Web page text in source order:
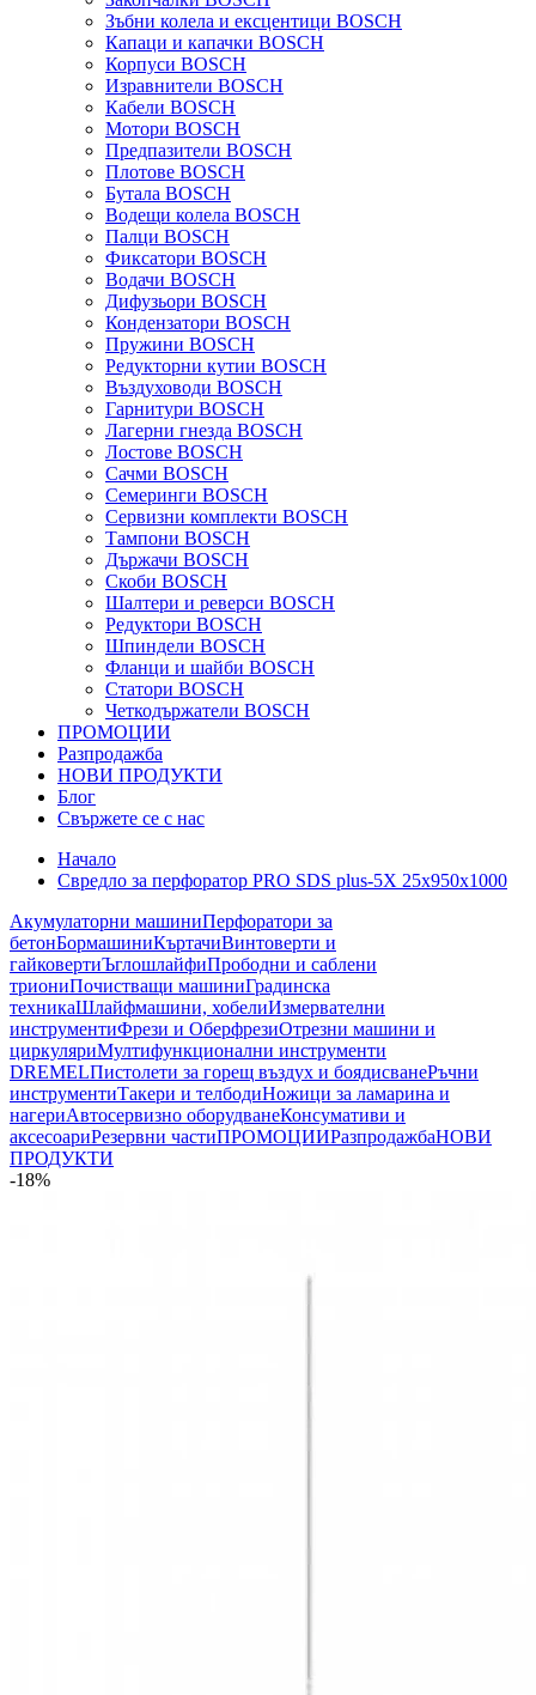
Зъбни колела и ексцентици BOSCH
Капаци и капачки BOSCH
Корпуси BOSCH
Изравнители BOSCH
Кабели BOSCH
Мотори BOSCH
Предпазители BOSCH
Плотове BOSCH
Бутала BOSCH
Водещи колела BOSCH
Палци BOSCH
Фиксатори BOSCH
Водачи BOSCH
Дифузьори BOSCH
Кондензатори BOSCH
Пружини BOSCH
Редукторни кутии BOSCH
Въздуховоди BOSCH
Гарнитури BOSCH
Лагерни гнезда BOSCH
Лостове BOSCH
Сачми BOSCH
Семеринги BOSCH
Сервизни комплекти BOSCH
Тампони BOSCH
Държачи BOSCH
Скоби BOSCH
Шалтери и реверси BOSCH
Редуктори BOSCH
Шпиндели BOSCH
Фланци и шайби BOSCH
Статори BOSCH
Четкодържатели BOSCH
ПРОМОЦИИ
Разпродажба
НОВИ ПРОДУКТИ
Блог
Свържете се с нас
Начало
Свредло за перфоратор PRO SDS plus-5X 25x950x1000
Акумулаторни машиниПерфоратори за
бетонБормашиниКъртачиВинтоверти и
гайковертиЪглошлайфиПрободни и саблени
триониПочистващи машиниГрадинска
техникаШлайфмашини, хобелиИзмервателни
инструментиФрези и ОберфрезиОтрезни машини и
циркуляриМултифункционални инструменти
DREMELПистолети за горещ въздух и боядисванеРъчни
инструментиТакери и телбодиНожици за ламарина и
нагериАвтосервизно оборудванеКонсумативи и
аксесоариРезервни частиПРОМОЦИИРазпродажбаНОВИ
ПРОДУКТИ
-18%